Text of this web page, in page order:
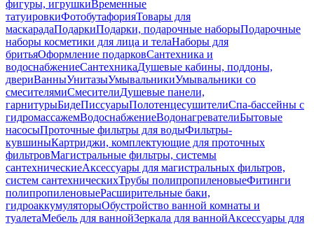
фигуры, игрушкиВременные
татуировкиФотобутафорияТовары для
маскарадаПодаркиПодарки, подарочные наборыПодарочные
наборы косметики для лица и телаНаборы для
бритьяОформление подарковСантехника и
водоснабжениеСантехникаДушевые кабины, поддоны,
двериВанныУнитазыУмывальникиУмывальники со
смесителямиСмесителиДушевые панели,
гарнитурыБидеПиссуарыПолотенцесушителиСпа-бассейны с
гидромассажемВодоснабжениеВодонагревателиБытовые
насосыПроточные фильтры для водыФильтры-
кувшиныКартриджи, комплектующие для проточных
фильтровМагистральные фильтры, системы
сантехническиеАксессуары для магистральных фильтров,
систем сантехническихТрубы полипропиленовыеФитинги
полипропиленовыеРасширительные баки,
гидроаккумуляторыОбустройство ванной комнаты и
туалетаМебель для ваннойЗеркала для ваннойАксессуары для